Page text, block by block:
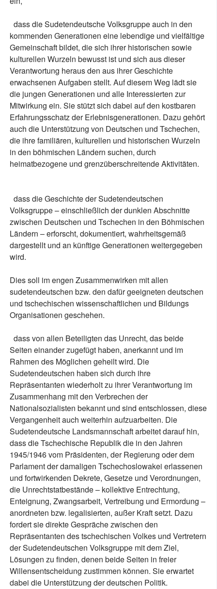
dass die Sudetendeutsche Volksgruppe auch in den
kommenden Generationen eine lebendige und vielfältige
Gemeinschaft bildet, die sich ihrer historischen sowie
kulturellen Wurzeln bewusst ist und sich aus dieser
Verantwortung heraus den aus ihrer Geschichte
erwachsenen Aufgaben stellt. Auf diesem Weg lädt sie
die jungen Generationen und alle Interessierten zur
Mitwirkung ein. Sie stützt sich dabei auf den kostbaren
Erfahrungsschatz der Erlebnisgenerationen. Dazu gehört
auch die Unterstützung von Deutschen und Tschechen,
die ihre familiären, kulturellen und historischen Wurzeln
in den böhmischen Ländern suchen, durch
heimatbezogene und grenzüberschreitende Aktivitäten.
dass die Geschichte der Sudetendeutschen
Volksgruppe – einschließlich der dunklen Abschnitte
zwischen Deutschen und Tschechen in den Böhmischen
Ländern – erforscht, dokumentiert, wahrheitsgemäß
dargestellt und an künftige Generationen weitergegeben
wird.
Dies soll im engen Zusammenwirken mit allen
sudetendeutschen bzw. den dafür geeigneten deutschen
und tschechischen wissenschaftlichen und Bildungs
Organisationen geschehen.
dass von allen Beteiligten das Unrecht, das beide
Seiten einander zugefügt haben, anerkannt und im
Rahmen des Möglichen geheilt wird. Die
Sudetendeutschen haben sich durch ihre
Repräsentanten wiederholt zu ihrer Verantwortung im
Zusammenhang mit den Verbrechen der
Nationalsozialisten bekannt und sind entschlossen, diese
Vergangenheit auch weiterhin aufzuarbeiten. Die
Sudetendeutsche Landsmannschaft arbeitet darauf hin,
dass die Tschechische Republik die in den Jahren
1945/1946 vom Präsidenten, der Regierung oder dem
Parlament der damaligen Tschechoslowakei erlassenen
und fortwirkenden Dekrete, Gesetze und Verordnungen,
die Unrechtstatbestände – kollektive Entrechtung,
Enteignung, Zwangsarbeit, Vertreibung und Ermordung –
anordneten bzw. legalisierten, außer Kraft setzt. Dazu
fordert sie direkte Gespräche zwischen den
Repräsentanten des tschechischen Volkes und Vertretern
der Sudetendeutschen Volksgruppe mit dem Ziel,
Lösungen zu finden, denen beide Seiten in freier
Willensentscheidung zustimmen können. Sie erwartet
dabei die Unterstützung der deutschen Politik.